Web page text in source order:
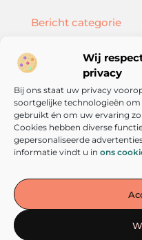
Wij
privacy
Bij ons staat uw privacy
soortgelijke technologieën
gebruikt én om uw ervaring
Cookies hebben diverse
gepersonaliseerde
informatie vindt u in ons
De plek voor
— Laat je meenemen
aanzetten tot denken én
verandering op
Onze informatie
Bericht categorie